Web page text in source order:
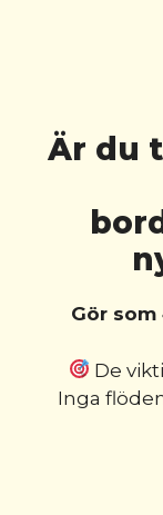
Är du
Gör
De
Inga